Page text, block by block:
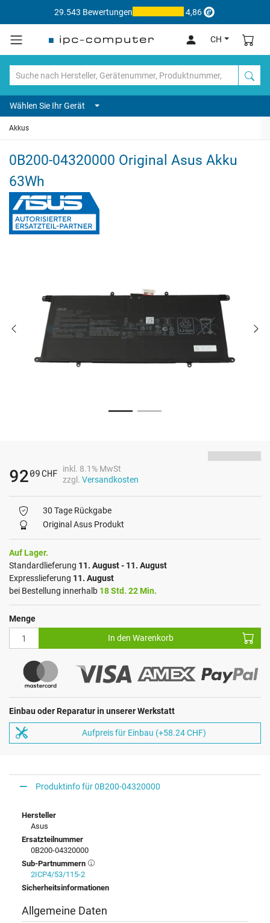
29.543 Bewertungen 4,86
CH
Wählen Sie Ihr Gerät
Akkus
0B200-04320000 Original Asus Akku
63Wh
9209CHF
inkl. 8.1% MwSt
zzgl. Versandkosten
30 Tage Rückgabe
Original Asus Produkt
Auf Lager.
Standardlieferung 11. August - 11. August
Expresslieferung 11. August
bei Bestellung innerhalb 18 Std. 22 Min.
Menge
In den Warenkorb
Einbau oder Reparatur in unserer Werkstatt
Aufpreis für Einbau (+58.24 CHF)
Produktinfo für 0B200-04320000
Hersteller
Asus
Ersatzteilnummer
0B200-04320000
Sub-Partnummern
2ICP4/53/115-2
Sicherheitsinformationen
Allgemeine Daten